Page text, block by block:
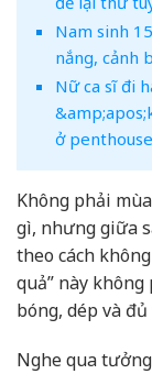
Nam sinh
nắng, cảnh
Nữ ca sĩ đi
ở
Không phải
gì, nhưng giữa
theo cách
quả” này
bóng, dép và
Nghe qua